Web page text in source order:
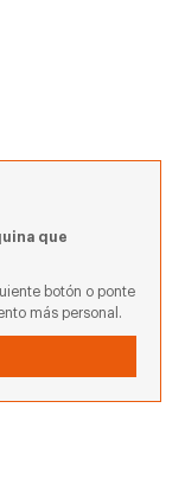
que
botón o ponte
más personal.